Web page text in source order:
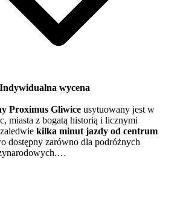
Indywidualna wycena
Proximus Gliwice usytuowany jest w
miasta z bogatą historią i licznymi
kilka minut jazdy od centrum
dostępny zarówno dla podróżnych